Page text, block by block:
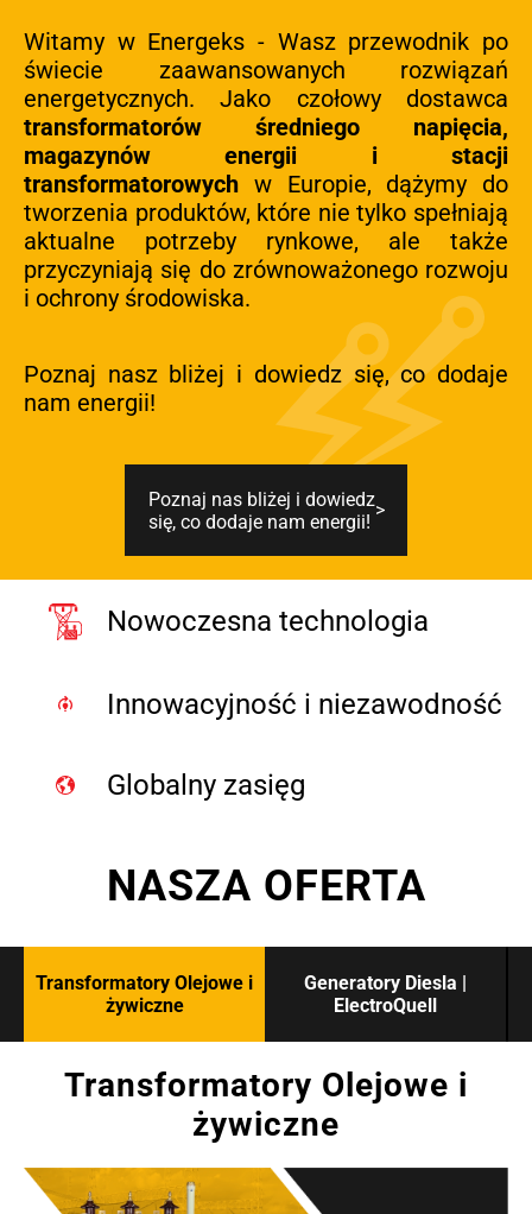
Witamy w Energeks - Wasz przewodnik po
świecie zaawansowanych rozwiązań
energetycznych. Jako czołowy dostawca
transformatorów średniego napięcia,
magazynów energii i stacji
transformatorowych w Europie, dążymy do
tworzenia produktów, które nie tylko spełniają
aktualne potrzeby rynkowe, ale także
przyczyniają się do zrównoważonego rozwoju
i ochrony środowiska.
Poznaj nasz bliżej i dowiedz się, co dodaje
nam energii!
Poznaj nas bliżej i dowiedz
się, co dodaje nam energii!
Nowoczesna technologia
Innowacyjność i niezawodność
Globalny zasięg
NASZA OFERTA
Transformatory Olejowe i
żywiczne
Generatory Diesla |
ElectroQuell
Transformatory Olejowe i
żywiczne